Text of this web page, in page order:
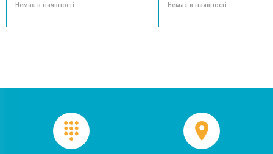
своїми інноваційними
проривом на ринку дитячих
Немає в наявності
активних батьків, які ведуть
Зустрічайте нову еру
Немає в наявності